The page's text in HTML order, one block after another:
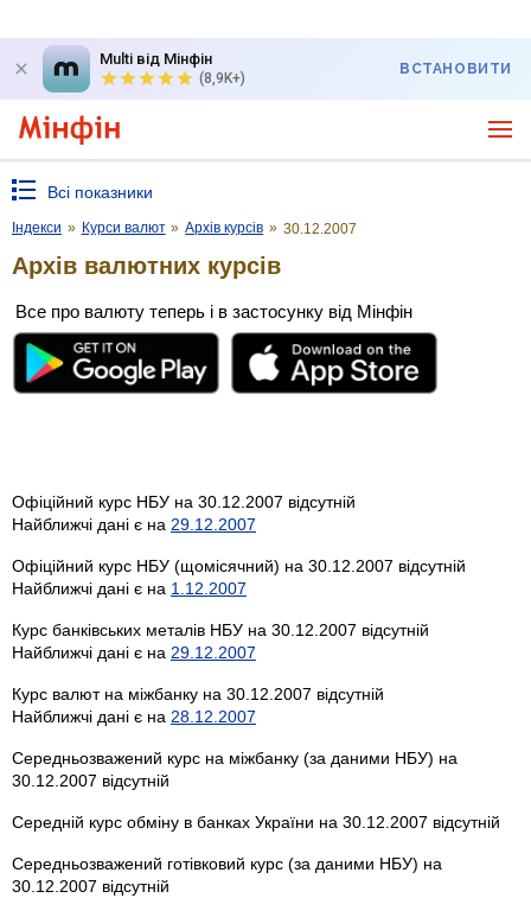
Multi від Мінфін
(8,9K+)
ВСТАНОВИТИ
Всі показники
Індекси » Курси валют » Архів курсів » 30.12.2007
Архів валютних курсів
Все про валюту теперь і в застосунку від Мінфін
Офіційний курс НБУ на 30.12.2007 відсутній
Найближчі дані є на 29.12.2007
Офіційний курс НБУ (щомісячний) на 30.12.2007 відсутній
Найближчі дані є на 1.12.2007
Курс банківських металів НБУ на 30.12.2007 відсутній
Найближчі дані є на 29.12.2007
Курс валют на міжбанку на 30.12.2007 відсутній
Найближчі дані є на 28.12.2007
Середньозважений курс на міжбанку (за даними НБУ) на
30.12.2007 відсутній
Середній курс обміну в банках України на 30.12.2007 відсутній
Середньозважений готівковий курс (за даними НБУ) на
30.12.2007 відсутній